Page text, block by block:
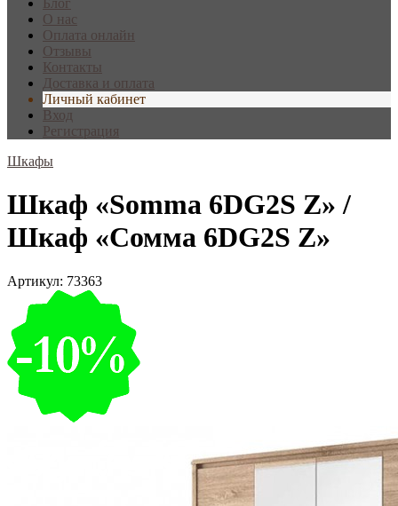
Блог
О нас
Оплата онлайн
Отзывы
Контакты
Доставка и оплата
Личный кабинет
Вход
Регистрация
Шкафы
Шкаф «Somma 6DG2S Z» /
Шкаф «Сомма 6DG2S Z»
Артикул: 73363